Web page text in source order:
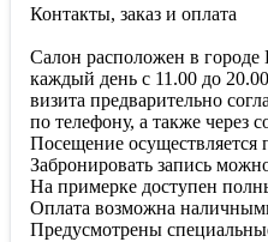
Контакты, заказ и оплата
Салон расположен в
каждый день с 11.00 до
визита предварительно
по телефону, а также через
Посещение осуществляется
Забронировать запись
На примерке доступен
Оплата возможна
Предусмотрены